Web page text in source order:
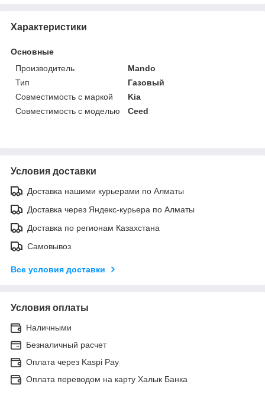
Характеристики
Основные
Производитель
Mando
Тип
Газовый
Совместимость с маркой
Kia
Совместимость с моделью
Ceed
Условия доставки
Доставка нашими курьерами по Алматы
Доставка через Яндекс-курьера по Алматы
Доставка по регионам Казахстана
Самовывоз
Все условия доставки
Условия оплаты
Наличными
Безналичный расчет
Оплата через Kaspi Pay
Оплата переводом на карту Халык Банка